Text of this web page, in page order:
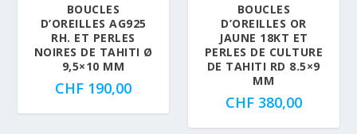
BOUCLES
D’OREILLES AG925
RH. ET PERLES
NOIRES DE TAHITI Ø
9,5×10 MM
CHF 190,00
BOUCLES
D’OREILLES OR
JAUNE 18KT ET
PERLES DE CULTURE
DE TAHITI RD 8.5×9
MM
CHF380,00